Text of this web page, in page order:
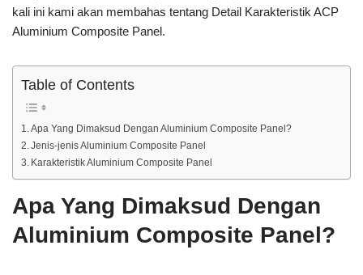
kali ini kami akan membahas tentang Detail Karakteristik ACP
Aluminium Composite Panel.
Table of Contents
Apa Yang Dimaksud Dengan Aluminium Composite Panel?
Jenis-jenis Aluminium Composite Panel
Karakteristik Aluminium Composite Panel
Apa Yang Dimaksud Dengan
Aluminium Composite Panel?